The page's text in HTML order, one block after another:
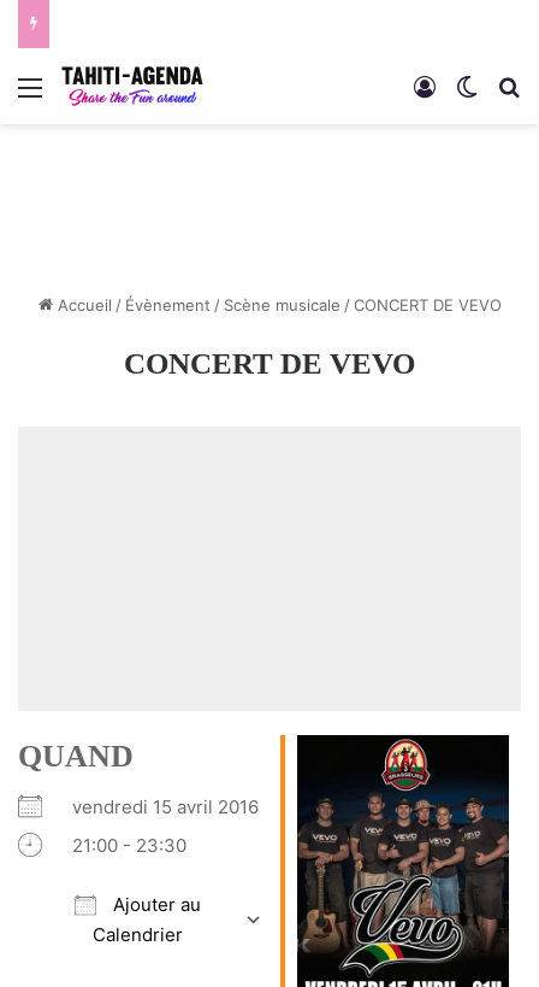
Menu Connexion
Accueil / Évènement / Scène musicale / CONCERT DE VEVO
CONCERT DE VEVO
QUAND
vendredi 15 avril 2016
21:00 - 23:30
Ajouter au
Calendrier
Outlook Live